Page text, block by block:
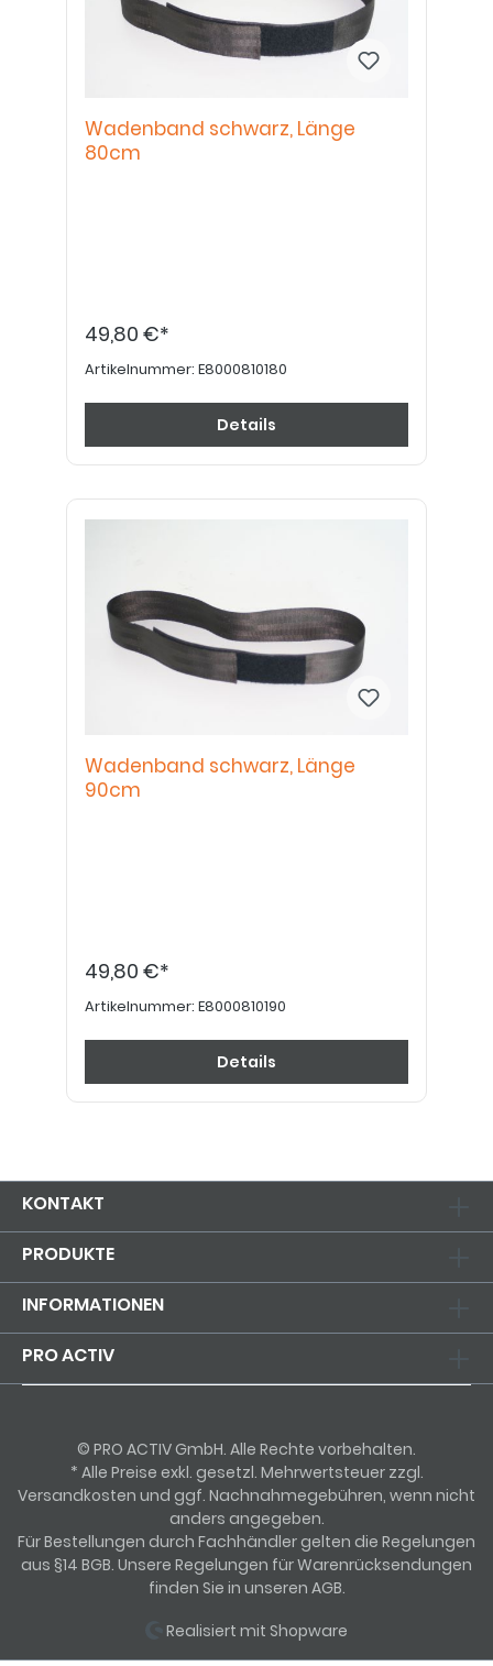
Wadenband schwarz, Länge
80cm
49,80 €*
Artikelnummer: E8000810180
Details
Wadenband schwarz, Länge
90cm
49,80 €*
Artikelnummer: E8000810190
Details
KONTAKT
PRODUKTE
INFORMATIONEN
PRO ACTIV
© PRO ACTIV GmbH. Alle Rechte vorbehalten.
* Alle Preise exkl. gesetzl. Mehrwertsteuer zzgl.
Versandkosten und ggf. Nachnahmegebühren, wenn nicht
anders angegeben.
Für Bestellungen durch Fachhändler gelten die Regelungen
aus §14 BGB. Unsere Regelungen für Warenrücksendungen
finden Sie in unseren AGB.
Realisiert mit Shopware